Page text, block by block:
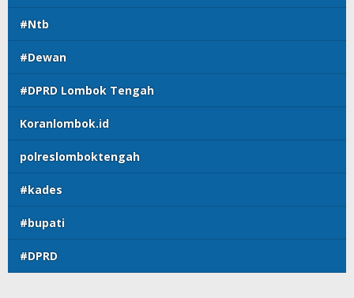
#Ntb
#Dewan
#DPRD Lombok Tengah
Koranlombok.id
polreslomboktengah
#kades
#bupati
#DPRD